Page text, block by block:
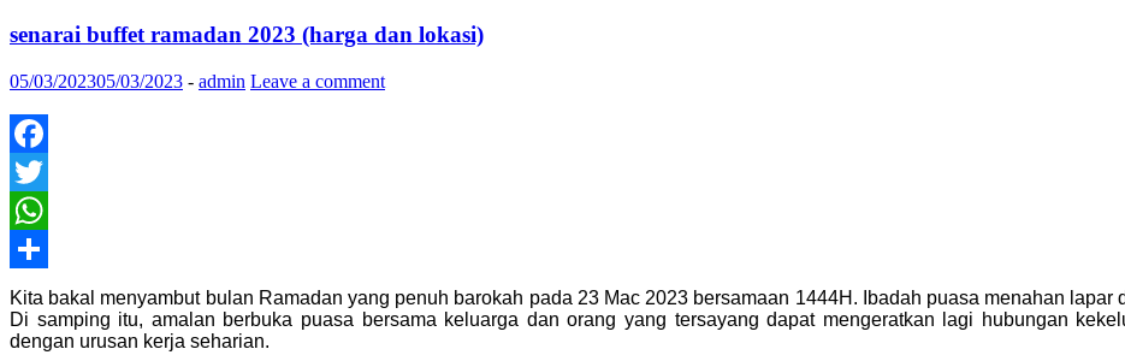
senarai buffet ramadan 2023 (harga dan lokasi)
05/03/202305/03/2023 - admin Leave a comment
Facebook
Twitter
WhatsApp
Share
Kita bakal menyambut bulan Ramadan yang penuh barokah pada 23 Mac 2023 bersamaan 1444H. Ibadah puasa menahan
Di samping itu, amalan berbuka puasa bersama keluarga dan orang yang tersayang dapat mengeratkan lagi hubungan
dengan urusan kerja seharian.